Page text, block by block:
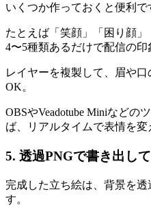
いくつか作っておくと便利で
たとえば「笑顔」「困り顔」
4〜5種類あるだけで配信の印
レイヤーを複製して、眉や
OK。
OBSやVeadotube Miniなどの
ば、リアルタイムで表情を変
5. 透過PNGで書き出し
完成した立ち絵は、背景を
す。